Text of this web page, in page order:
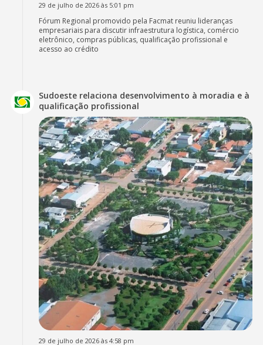
29 de julho de 2026 às 5:01 pm
Fórum Regional promovido pela Facmat reuniu lideranças
empresariais para discutir infraestrutura logística, comércio
eletrônico, compras públicas, qualificação profissional e
acesso ao crédito
Sudoeste relaciona desenvolvimento à moradia e à
qualificação profissional
29 de julho de 2026 às 4:58 pm